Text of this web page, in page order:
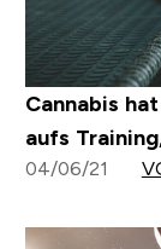
Cannabis
aufs
04/06/21